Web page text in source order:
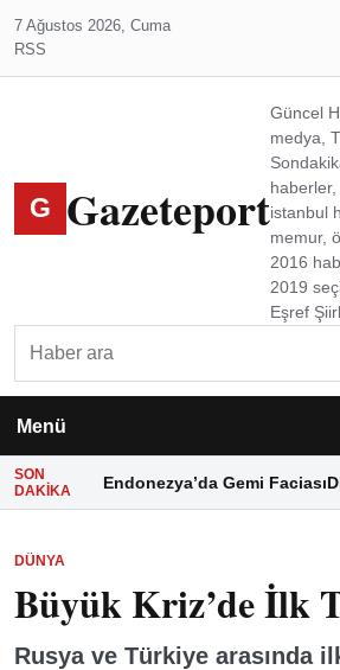
7 Ağustos 2026, Cuma
RSS
G Gazeteport
Güncel
medya,
istanbul
memur,
2016
2019
Eşref
Menü
SON
DAKIKA
Endonezya’da Gemi Faciası
DÜNYA
Büyük Kriz’de İlk
Rusya ve Türkiye arasında